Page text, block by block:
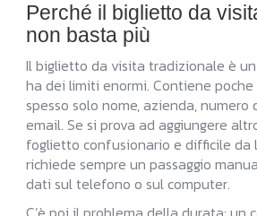
Perché il biglietto da
non basta più
Il biglietto da visita tradizionale è un
ha dei limiti enormi. Contiene
spesso solo nome, azienda,
email. Se si prova ad aggiungere
foglietto confusionario e difficile da
richiede sempre un passaggio
dati sul telefono o sul computer.